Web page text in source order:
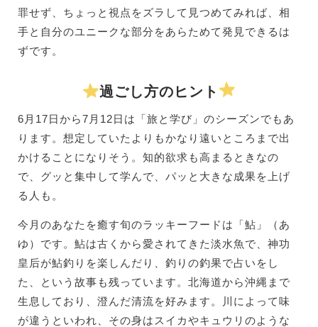
罪せず、ちょっと視点をズラして見つめてみれば、相
手と自分のユニークな部分をあらためて発見できるは
ずです。
過ごし方のヒント
6月17日から7月12日は「旅と学び」のシーズンでもあ
ります。想定していたよりもかなり遠いところまで出
かけることになりそう。知的欲求も高まるときなの
で、グッと集中して学んで、パッと大きな成果を上げ
る人も。
今月のあなたを癒す旬のラッキーフードは「鮎」（あ
ゆ）です。鮎は古くから愛されてきた淡水魚で、神功
皇后が鮎釣りを楽しんだり、釣りの釣果で占いをし
た、という故事も残っています。北海道から沖縄まで
生息しており、澄んだ清流を好みます。川によって味
が違うといわれ、その身はスイカやキュウリのような